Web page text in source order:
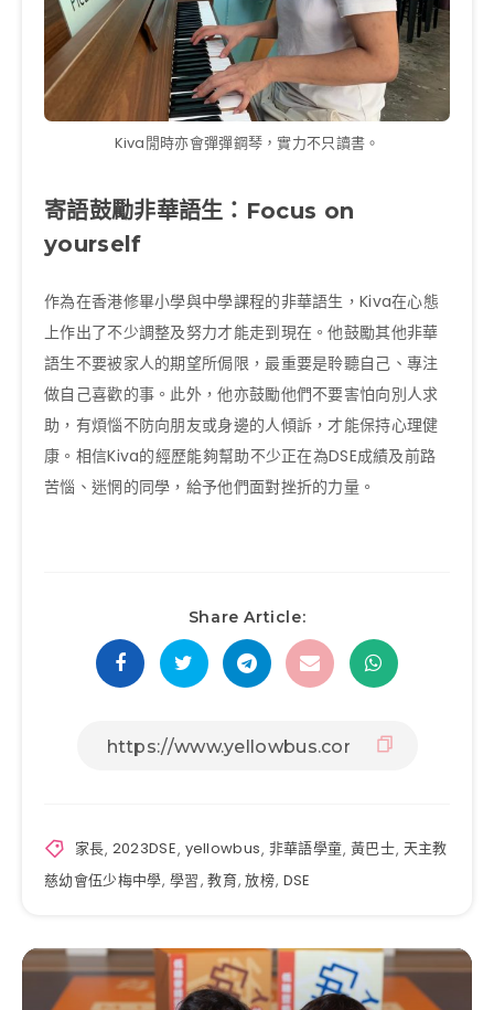
Kiva閒時亦會彈彈鋼琴，實力不只讀書。
寄語鼓勵非華語生：Focus on
yourself
作為在香港修畢小學與中學課程的非華語生，Kiva在心態
上作出了不少調整及努力才能走到現在。他鼓勵其他非華
語生不要被家人的期望所侷限，最重要是聆聽自己、專注
做自己喜歡的事。此外，他亦鼓勵他們不要害怕向別人求
助，有煩惱不防向朋友或身邊的人傾訴，才能保持心理健
康。相信Kiva的經歷能夠幫助不少正在為DSE成績及前路
苦惱、迷惘的同學，給予他們面對挫折的力量。
Share Article:
家長, 2023DSE, yellowbus, 非華語學童, 黃巴士, 天主教
慈幼會伍少梅中學,學習,教育,放榜, DSE